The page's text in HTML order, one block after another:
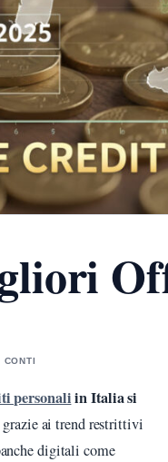
CONTI
personaliin Italia si
ai trend restrittivi
digitali come